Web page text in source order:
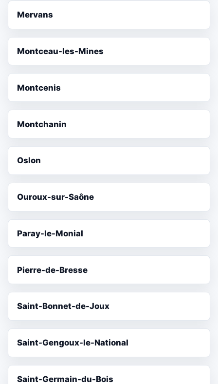
Mervans
Montceau-les-Mines
Montcenis
Montchanin
Oslon
Ouroux-sur-Saône
Paray-le-Monial
Pierre-de-Bresse
Saint-Bonnet-de-Joux
Saint-Gengoux-le-National
Saint-Germain-du-Bois